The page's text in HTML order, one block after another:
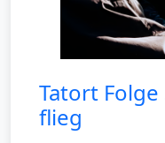
Tatort
flieg